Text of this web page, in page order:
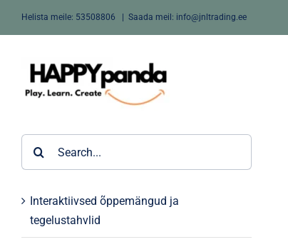
Helista meile: 53508806 Saada meil: info@jnltrading.ee
Interaktiivsed õppemängud ja
tegelustahvlid